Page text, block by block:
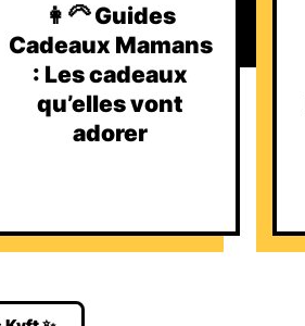
👩‍🦳 Guides
Cadeaux Mamans
: Les cadeaux
qu’elles vont
adorer